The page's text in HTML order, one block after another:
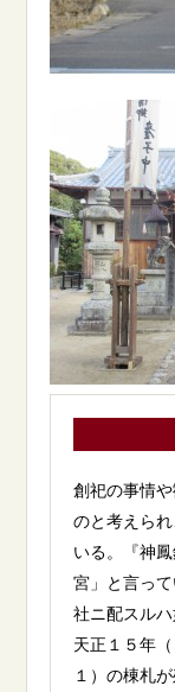
創祀の事情
のと考えら
いる。『神
宮」と言っ
社ニ配スル
天正１５年
１）の棟札